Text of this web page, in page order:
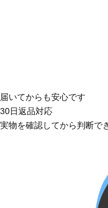
届いてからも安心です
30日返品対応
実物を確認してから判断で